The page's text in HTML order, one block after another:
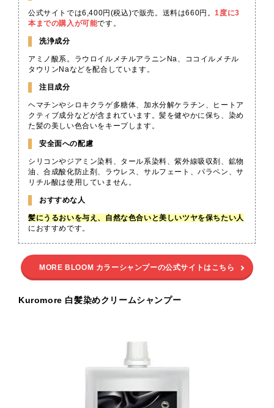
公式サイトでは6,400円(税込)で販売。送料は660円。1度に3
本までの購入が可能です。
洗浄成分
アミノ酸系。ラウロイルメチルアラニンNa、ココイルメチル
タウリンNaなどを配合しています。
注目成分
ヘマチンやシロキクラゲ多糖体、加水分解ケラチン、ヒートア
クティブ成分などが含まれています。髪を健やかに保ち、染め
た髪の美しい色合いをキープします。
安全面への配慮
シリコンやジアミン染料、タール系染料、紫外線吸収剤、鉱物
油、合成酸化防止剤、ラウレス、サルフェート、パラペン、サ
リチル酸は使用していません。
おすすめな人
髪にうるおいを与え、自然な色合いと美しいツヤを保ちたい人
におすすめです。
MORE BLOOM カラーシャンプーの公式サイトはこちら
Kuromore 白髪染めクリームシャンプー